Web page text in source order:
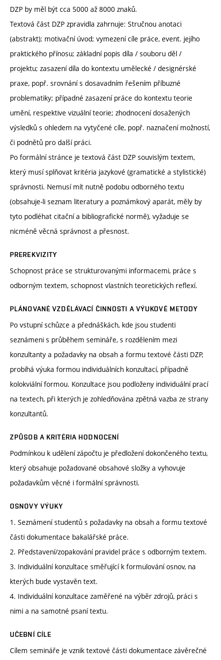
DZP by měl být cca 5000 až 8000 znaků.
Textová část DZP zpravidla zahrnuje: Stručnou anotaci
(abstrakt); motivační úvod; vymezení cíle práce, event. jejího
praktického přínosu; základní popis díla / souboru děl /
projektu; zasazení díla do kontextu umělecké / designérské
praxe, popř. srovnání s dosavadním řešením příbuzné
problematiky; případné zasazení práce do kontextu teorie
umění, respektive vizuální teorie; zhodnocení dosažených
výsledků s ohledem na vytyčené cíle, popř. naznačení možností,
či podnětů pro další práci.
Po formální stránce je textová část DZP souvislým textem,
který musí splňovat kritéria jazykové (gramatické a stylistické)
správnosti. Nemusí mít nutně podobu odborného textu
(obsahuje-li seznam literatury a poznámkový aparát, měly by
tyto podléhat citační a bibliografické normě), vyžaduje se
nicméně věcná správnost a přesnost.
PREREKVIZITY
Schopnost práce se strukturovanými informacemi, práce s
odborným textem, schopnost vlastních teoretických reflexí.
PLÁNOVANÉ VZDĚLÁVACÍ ČINNOSTI A VÝUKOVÉ METODY
Po vstupní schůzce a přednáškách, kde jsou studenti
seznámeni s průběhem semináře, s rozdělením mezi
konzultanty a požadavky na obsah a formu textové části DZP,
probíhá výuka formou individuálních konzultací, případně
kolokviální formou. Konzultace jsou podloženy individuální prací
na textech, při kterých je zohledňována zpětná vazba ze strany
konzultantů.
ZPŮSOB A KRITÉRIA HODNOCENÍ
Podmínkou k udělení zápočtu je předložení dokončeného textu,
který obsahuje požadované obsahové složky a vyhovuje
požadavkům věcné i formální správnosti.
OSNOVY VÝUKY
1. Seznámení studentů s požadavky na obsah a formu textové
části dokumentace bakalářské práce.
2. Představení/zopakování pravidel práce s odborným textem.
3. Individuální konzultace směřující k formulování osnov, na
kterých bude vystavěn text.
4. Individuální konzultace zaměřené na výběr zdrojů, práci s
nimi a na samotné psaní textu.
UČEBNÍ CÍLE
Cílem semináře je vznik textové části dokumentace závěrečné